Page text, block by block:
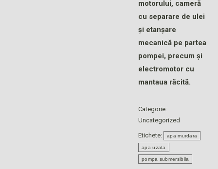
motorului, cameră
cu separare de ulei
şi etanşare
mecanică pe partea
pompei, precum şi
electromotor cu
mantaua răcită.
Categorie:
Uncategorized
Etichete: apa murdara
apa uzata
pompa submersibila